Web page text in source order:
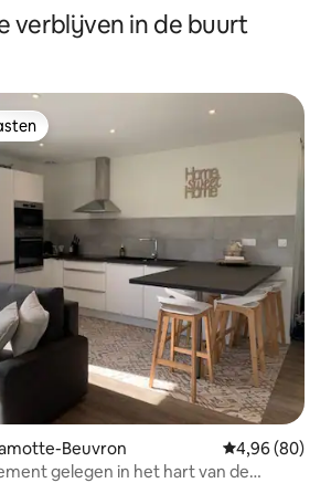
verblijven in de buurt
Beuvron Gemiddelde
4,96 (80)
gelegen in het hart van de